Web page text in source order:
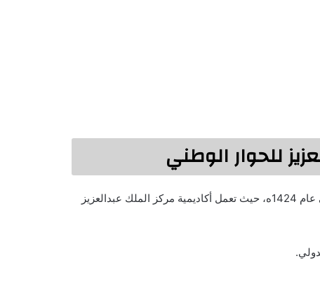
للحوار الوطني
بعد معرفة إجابة سؤال انشئ مركز الملك عبد العزيز للحوار الوطني عام 1424ه، حيث تعمل أكاديمية مركز الملك عبدالعزيز